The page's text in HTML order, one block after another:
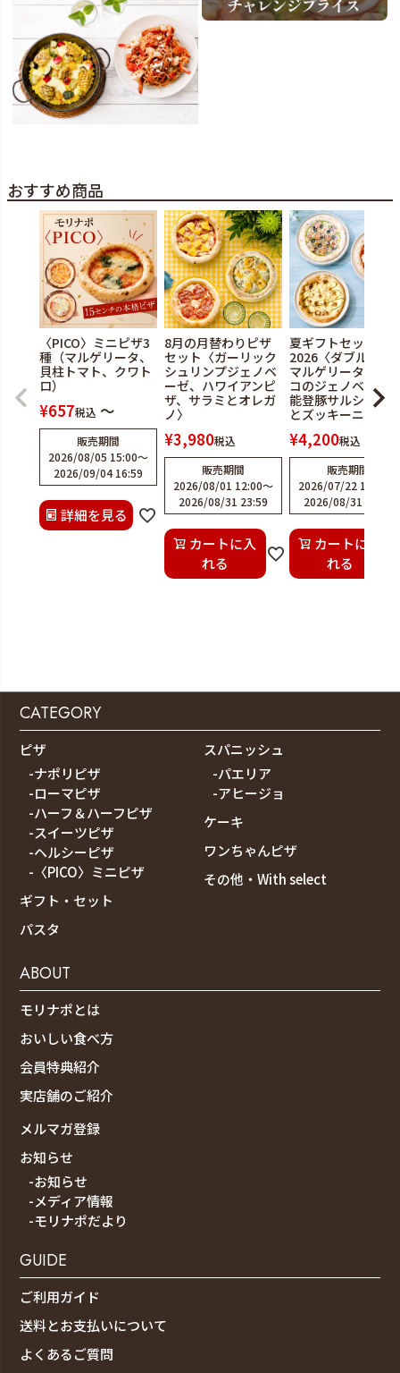
おすすめ商品
〈PICO〉ミニピザ3
種（マルゲリータ、
貝柱トマト、クワト
ロ）
¥657税込 〜
販売期間
2026/08/05 15:00〜
2026/09/04 16:59
詳細を見る
8月の月替わりピザ
セット〈ガーリック
シュリンプジェノベ
ーゼ、ハワイアンピ
ザ、サラミとオレガ
ノ〉
¥3,980税込
販売期間
2026/08/01 12:00〜
2026/08/31 23:59
カートに入
れる
夏ギフトセット
2026〈ダブルチー
マルゲリータ、水
コのジェノベーゼ
能登豚サルシッチ
とズッキーニ〉
¥4,200税込
販売期間
2026/07/22 12:00
2026/08/31 23:59
カートに入
れる
CATEGORY
ピザ
-ナポリピザ
-ローマピザ
-ハーフ＆ハーフピザ
-スイーツピザ
-ヘルシーピザ
-〈PICO〉ミニピザ
ギフト・セット
パスタ
スパニッシュ
-パエリア
-アヒージョ
ケーキ
ワンちゃんピザ
その他・With select
ABOUT
モリナポとは
おいしい食べ方
会員特典紹介
実店舗のご紹介
メルマガ登録
お知らせ
-お知らせ
-メディア情報
-モリナポだより
GUIDE
ご利用ガイド
送料とお支払いについて
よくあるご質問